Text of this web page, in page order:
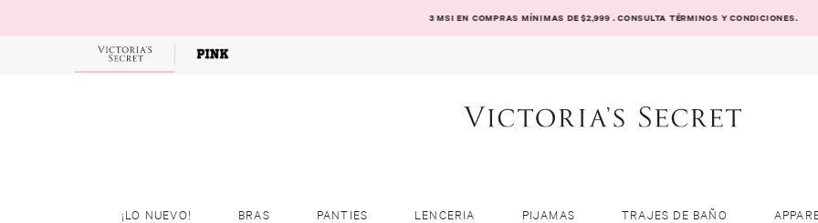
3 MSI EN COMPRAS MÍNIMAS DE $2,999 . CONSULTA TÉRMINOS Y CONDICIONES.
¡LO NUEVO! BRAS PANTIES LENCERIA PIJAMAS TRAJES DE BAÑO